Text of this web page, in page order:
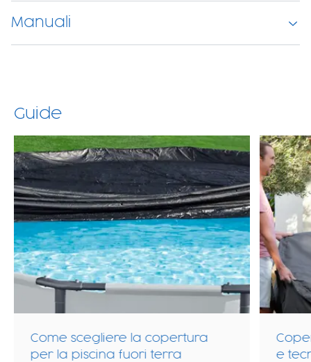
Manuali
Guide
Come scegliere la copertura
per la piscina fuori terra
e